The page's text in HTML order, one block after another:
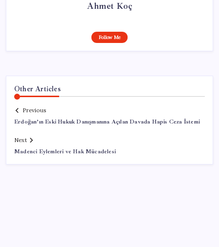
Ahmet Koç
Follow Me
Other Articles
Previous
Erdoğan’ın Eski Hukuk Danışmanına Açılan Davada Hapis Ceza İstemi
Next
Madenci Eylemleri ve Hak Mücadelesi